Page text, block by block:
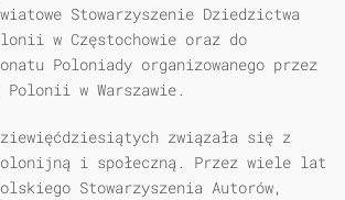
Stowarzyszenie Dziedzictwa
w Częstochowie oraz do
Poloniady organizowanego przez
Polonii w Warszawie.
związała się z
i społeczną. Przez wiele lat
Stowarzyszenia Autorów,